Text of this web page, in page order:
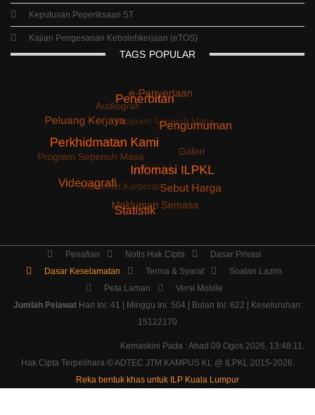
Keputusan Peperiksaan ST
Kajian Pengesanan Kebolehkerjaan (eTOS)
TAGS POPULAR
Penafian Notis Hak Cipta
Dasar Privasi
Dasar Keselamatan
Terma & Syarat
Soalan Lazim
Peta Laman
Versi Mobile
Jumlah PelawatHari Ini: 41 | Minggu Ini: 504 | Bulan Ini: 622 | Keseluruhan:
15122170
Kemaskini Pada : Ahad 09 Ogos 2026, 13:48:11.
Hak Cipta Terpelihara ©ADTEC JTM KAMPUS KL @ ILPKL 2015-2026.
Reka bentuk khas untuk ILP Kuala Lumpur